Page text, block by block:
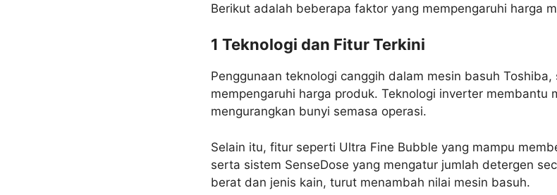
Berikut adalah beberapa faktor yang mempengaruhi harga
1 Teknologi dan Fitur Terkini
Penggunaan teknologi canggih dalam mesin basuh
mempengaruhi harga produk. Teknologi inverter membantu
mengurangkan bunyi semasa operasi.
Selain itu, fitur seperti Ultra Fine Bubble yang mampu
serta sistem SenseDose yang mengatur jumlah detergen
berat dan jenis kain, turut menambah nilai mesin basuh.